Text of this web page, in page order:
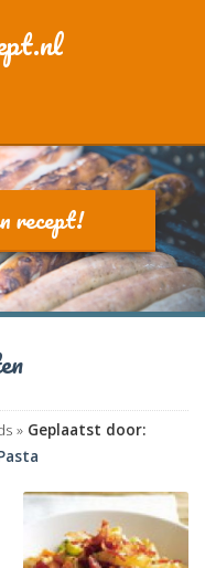
recept!
» Geplaatst door: